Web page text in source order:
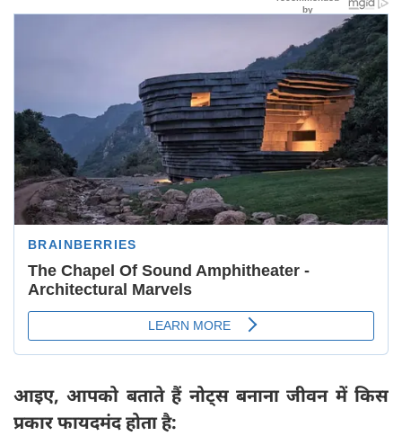
आइए, आपको बताते हैं नोट्स बनाना जीवन में किस
प्रकार फायदमंद होता है: